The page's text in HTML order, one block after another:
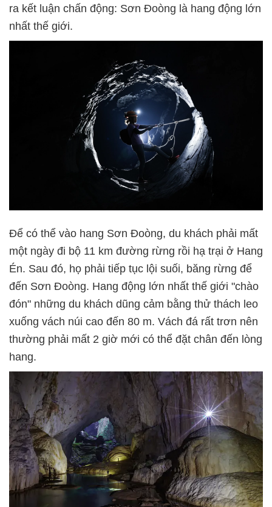
ra kết luận chấn động: Sơn Đoòng là hang động lớn
nhất thế giới.
Để có thể vào hang Sơn Đoòng, du khách phải mất
một ngày đi bộ 11 km đường rừng rồi hạ trại ở Hang
Én. Sau đó, họ phải tiếp tục lội suối, băng rừng để
đến Sơn Đoòng. Hang động lớn nhất thế giới "chào
đón" những du khách dũng cảm bằng thử thách leo
xuống vách núi cao đến 80 m. Vách đá rất trơn nên
thường phải mất 2 giờ mới có thể đặt chân đến lòng
hang.